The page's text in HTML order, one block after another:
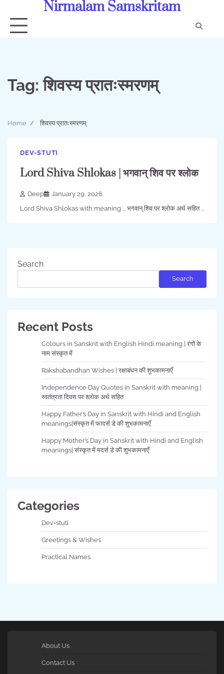
content
Nirmalam Samskritam
Tag:शिवस्य प्रातःस्मरणम्
Home शिवस्य प्रातःस्मरणम्
DEV-STUTI
Lord Shiva Shlokas | भगवान् शिव पर श्लोक
Deep
January 29, 2026
Lord Shiva Shlokas with meaning ... भगवान् शिव पर श्लोक अर्थ सहित ...
Search
Search
Recent Posts
Colours in Sanskrit with English Hindi meaning | रंगों के
नाम संस्कृत में
Rakshabandhan Wishes | रक्षाबंधन की शुभकामनाएँ
Independence Day Quotes in Sanskrit with meaning |
स्वतंत्रता दिवस पर श्लोक अर्थ सहित
Happy Father’s Day in Sanskrit with Hindi and English
meanings|संस्कृत में फादर्स डे की शुभकामनाएँ
Happy Mother’s Day in Sanskrit with Hindi and English
meanings| संस्कृत में मदर्स डे की शुभकामनाएँ
Categories
Dev-stuti
Greetings & Wishes
Practical Names
About Us
Contact Us